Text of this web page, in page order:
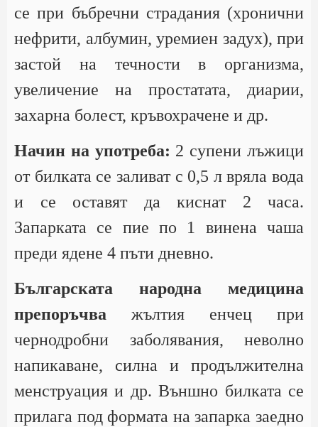
се при бъбречни страдания (хронични
нефрити, албумин, уремиен задух), при
застой на течности в организма,
увеличение на простатата, диарии,
захарна болест, кръвохрачене и др.
Начин на употреба: 2 супени лъжици
от билката се заливат с 0,5 л вряла вода
и се оставят да киснат 2 часа.
Запарката се пие по 1 винена чаша
преди ядене 4 пъти дневно.
Българската народна медицина
препоръчва жълтия енчец при
чернодробни заболявания, неволно
напикаване, силна и продължителна
менструация и др. Външно билката се
прилага под формата на запарка заедно